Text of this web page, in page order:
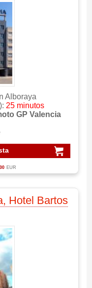
Alboraya
25 minutos
GP Valencia
EUR
Hotel Bartos